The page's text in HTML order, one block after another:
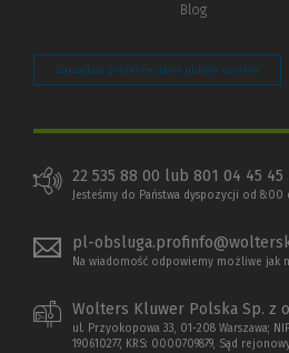
Blog
Zarządzaj preferencjami plików cookie
22 535 88 00 lub 801 04 45 45
Jesteśmy do Państwa dyspozycji od 8:00
pl-
Na wiadomość odpowiemy możliwe jak
Wolters Kluwer Polska Sp. z
ul. Przyokopowa 33, 01-208 Warszawa;
190610277, KRS: 0000709879, Sąd